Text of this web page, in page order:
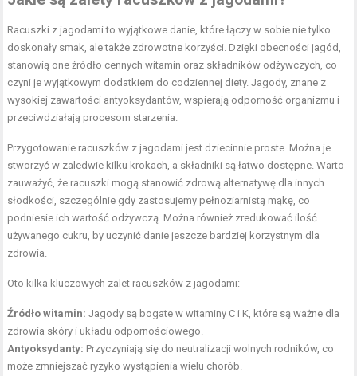
Racuszki z jagodami to wyjątkowe danie, które łączy w sobie nie tylko
doskonały smak, ale także zdrowotne korzyści. Dzięki obecności jagód,
stanowią one źródło cennych witamin oraz składników odżywczych, co
czyni je wyjątkowym dodatkiem do codziennej diety. Jagody, znane z
wysokiej zawartości antyoksydantów, wspierają odporność organizmu i
przeciwdziałają procesom starzenia.
Przygotowanie racuszków z jagodami jest dziecinnie proste. Można je
stworzyć w zaledwie kilku krokach, a składniki są łatwo dostępne. Warto
zauważyć, że racuszki mogą stanowić zdrową alternatywę dla innych
słodkości, szczególnie gdy zastosujemy pełnoziarnistą mąkę, co
podniesie ich wartość odżywczą. Można również zredukować ilość
używanego cukru, by uczynić danie jeszcze bardziej korzystnym dla
zdrowia.
Oto kilka kluczowych zalet racuszków z jagodami:
Źródło witamin: Jagody są bogate w witaminy C i K, które są ważne dla
zdrowia skóry i układu odpornościowego.
Antyoksydanty: Przyczyniają się do neutralizacji wolnych rodników, co
może zmniejszać ryzyko wystąpienia wielu chorób.